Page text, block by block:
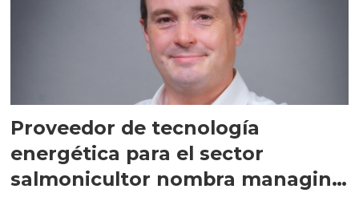
Proveedor de tecnología
energética para el sector
salmonicultor nombra managing